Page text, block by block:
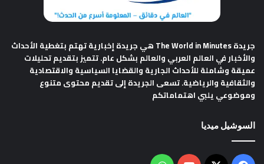
جريدة The World in Minutes
هي جريدة إخبارية تهتم بتغطية الأحداث
والأخبار في العالم العربي والعالم بشكل عام. تتميز بتقديم تحليلات
عميقة وشاملة للأحداث الجارية والقضايا السياسية والاقتصادية
والثقافية والرياضية. تسعى الجريدة إلى تقديم محتوى متنوع
وموضوعي يلبي اهتماماتكم
السوشيل ميديا